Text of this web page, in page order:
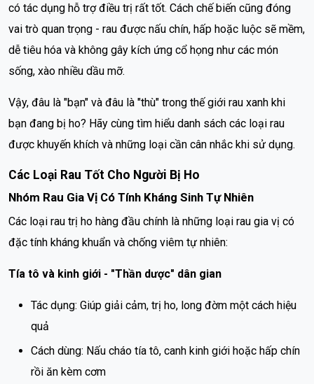
có tác dụng hỗ trợ điều trị rất tốt. Cách chế biến cũng đóng
vai trò quan trọng - rau được nấu chín, hấp hoặc luộc sẽ mềm,
dễ tiêu hóa và không gây kích ứng cổ họng như các món
sống, xào nhiều dầu mỡ.
Vậy, đâu là "bạn" và đâu là "thù" trong thế giới rau xanh khi
bạn đang bị ho? Hãy cùng tìm hiểu danh sách các loại rau
được khuyến khích và những loại cần cân nhắc khi sử dụng.
Các Loại Rau Tốt Cho Người Bị Ho
Nhóm Rau Gia Vị Có Tính Kháng Sinh Tự Nhiên
Các loại rau trị ho hàng đầu chính là những loại rau gia vị có
đặc tính kháng khuẩn và chống viêm tự nhiên:
Tía tô và kinh giới - "Thần dược" dân gian
Tác dụng: Giúp giải cảm, trị ho, long đờm một cách hiệu
quả
Cách dùng: Nấu cháo tía tô, canh kinh giới hoặc hấp chín
rồi ăn kèm cơm